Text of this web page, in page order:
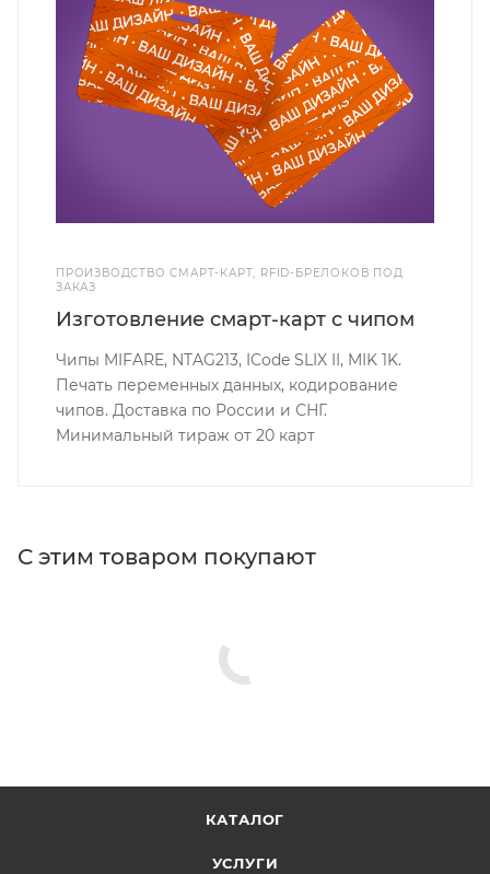
ПРОИЗВОДСТВО СМАРТ-КАРТ, RFID-БРЕЛОКОВ ПОД
ЗАКАЗ
Изготовление смарт-карт с чипом
Чипы MIFARE, NTAG213, ICode SLIX II, MIK 1K.
Печать переменных данных, кодирование
чипов. Доставка по России и СНГ.
Минимальный тираж от 20 карт
С этим товаром покупают
КАТАЛОГ
УСЛУГИ